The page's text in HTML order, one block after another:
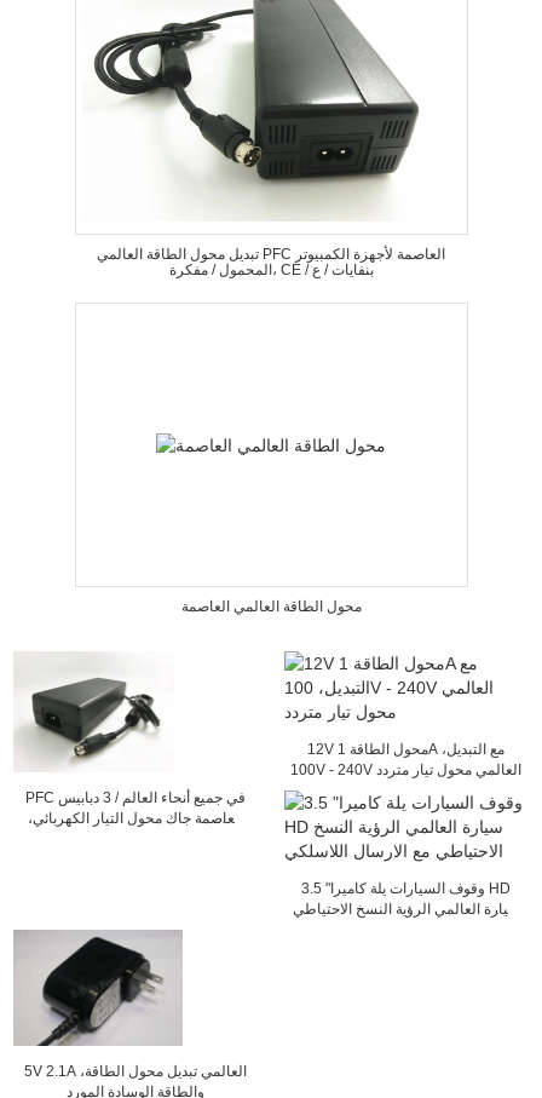
تبديل محول الطاقة العالمي PFC العاصمة لأجهزة الكمبيوتر
المحمول / مفكرة، CE / بنفايات / ع
محول الطاقة العالمي العاصمة
PFC في جميع أنحاء العالم / 3 دبابيس
العاصمة جاك محول التيار الكهربائي،
12V محول الطاقة 1A مع التبديل،
100V - 240V العالمي محول تيار متردد
3.5 "وقوف السيارات يلة كاميرا HD
سيارة العالمي الرؤية النسخ الاحتياطي
5V 2.1A العالمي تبديل محول الطاقة،
والطاقة الوسادة المورد